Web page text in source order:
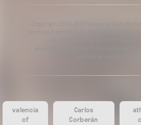
Copyright 2013-2025 Valencia Club de
contingut editorial de l'article sempre que
valencia
cf
Carlos
Corberán